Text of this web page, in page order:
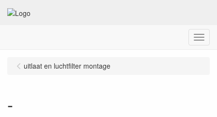
Menu
uitlaat en luchtfilter montage
-